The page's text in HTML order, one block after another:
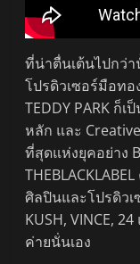
ที่น่าตื่นเต้นไปกว่า
โปรดิวเซอร์มือทอ
TEDDY PARK ก็
หลัก และ
ที่สุดแห่งยุคอย่าง
ศิลปินและโปรดิวเ
KUSH, VINCE,
ค่ายนั่นเอง